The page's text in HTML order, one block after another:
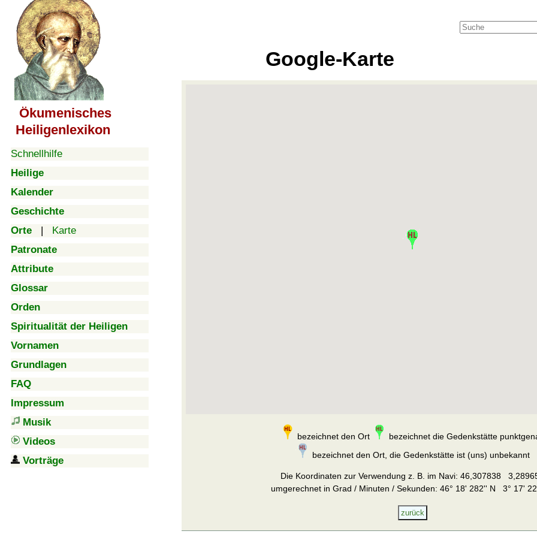
Ökumenisches
Heiligenlexikon
Schnellhilfe
Heilige
Kalender
Geschichte
Orte | Karte
Patronate
Attribute
Glossar
Orden
Spiritualität der Heiligen
Vornamen
Grundlagen
FAQ
Impressum
Musik
Videos
Vorträge
Google-Karte
bezeichnet den Ort
bezeichnet die Gedenkstätte
bezeichnet den Ort, die Gedenkstätte ist (uns) unbekannt
Die Koordinaten zur Verwendung z. B. im Navi: 46,307838
umgerechnet in Grad / Minuten / Sekunden: 46° 18' 282'' N 3° 17'